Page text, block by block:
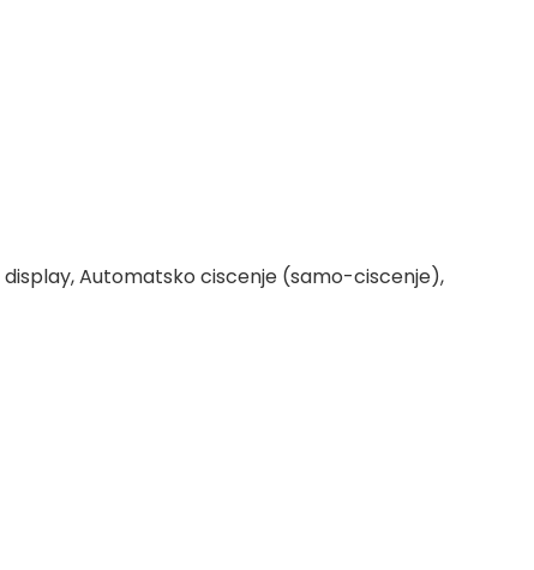
Automatsko ciscenje (samo-ciscenje),